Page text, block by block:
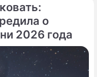
о
2026 года